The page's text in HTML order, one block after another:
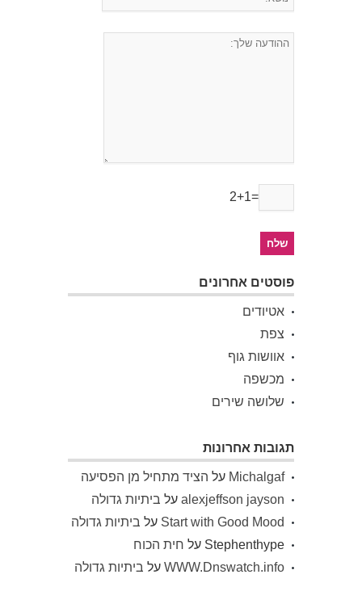
2+1=
פוסטים אחרונים
אטיודים
צפת
אוושות גוף
מכשפה
שלושה שירים
תגובות אחרונות
Michalgaf על הציד מתחיל מן הפסיעה
alexjeffson jayson על ביתיות גדולה
Start with Good Mood על ביתיות גדולה
Stephenthype על חית הכוח
WWW.Dnswatch.info על ביתיות גדולה